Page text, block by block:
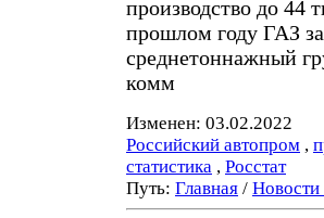
производство до 44
прошлом году ГАЗ
среднетоннажный
комм
Изменен: 03.02.2022
Российский автопром ,
статистика , Росстат
Путь: Главная /